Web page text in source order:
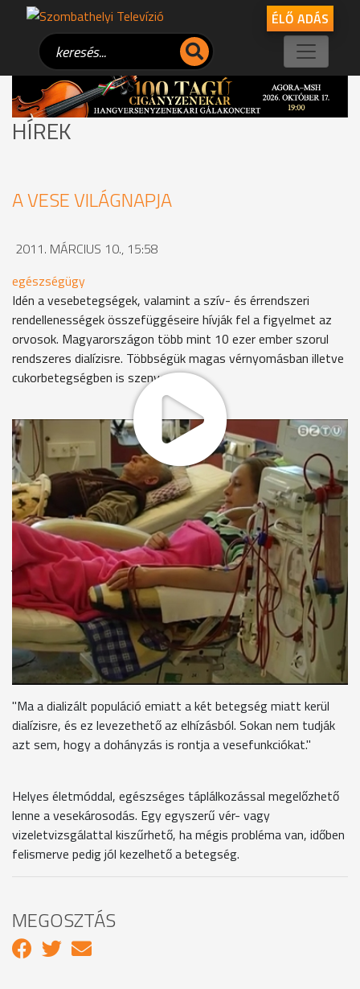
ÉLŐ ADÁS
HÍREK
A VESE VILÁGNAPJA
2011. MÁRCIUS 10., 15:58
egészségügy
Idén a vesebetegségek, valamint a szív- és érrendszeri
rendellenességek összefüggéseire hívják fel a figyelmet az
orvosok. Magyarországon több mint 10 ezer ember szorul
rendszeres dialízisre. Többségük magas vérnyomásban illetve
cukorbetegségben is szenved.
Számuk évről évre nő. Rendszeres szűréssel és egészséges
életmóddal a baj megelőzhető. Mónika hetente három
alkalommal jár dialízisre Sárvárról a szombathelyi központba.
Négy és fél éve szorul művese kezelésre, azóta átültetésre
vár. Itt a szombathelyi dialízis központban jelenleg 250
beteget kezelnek. Szerencsére kevés a Mónikához hasonló
fiatal - mondja az orvosigazgató, inkább idősebb korban
jelentkeznek a problémák. A dialízisre szorulók száma évente
6-7 százalékkal nő. A vesekárosodás kialakulásának
hátterében gyakran a cukorbetegség és a magas vérnyomás
áll.
Dr. Kulcsár Imre - orvosigazgató, szombathelyi
dialízisközpont
"Ma a dializált populáció emiatt a két betegség miatt kerül
dialízisre, és ez levezethető az elhízásból. Sokan nem tudják
azt sem, hogy a dohányzás is rontja a vesefunkciókat."
Helyes életmóddal, egészséges táplálkozással megelőzhető
lenne a vesekárosodás. Egy egyszerű vér- vagy
vizeletvizsgálattal kiszűrhető, ha mégis probléma van, időben
felismerve pedig jól kezelhető a betegség.
MEGOSZTÁS